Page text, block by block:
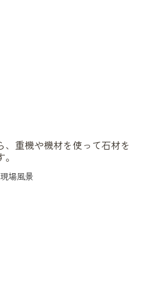
重機や機材を使って石材を